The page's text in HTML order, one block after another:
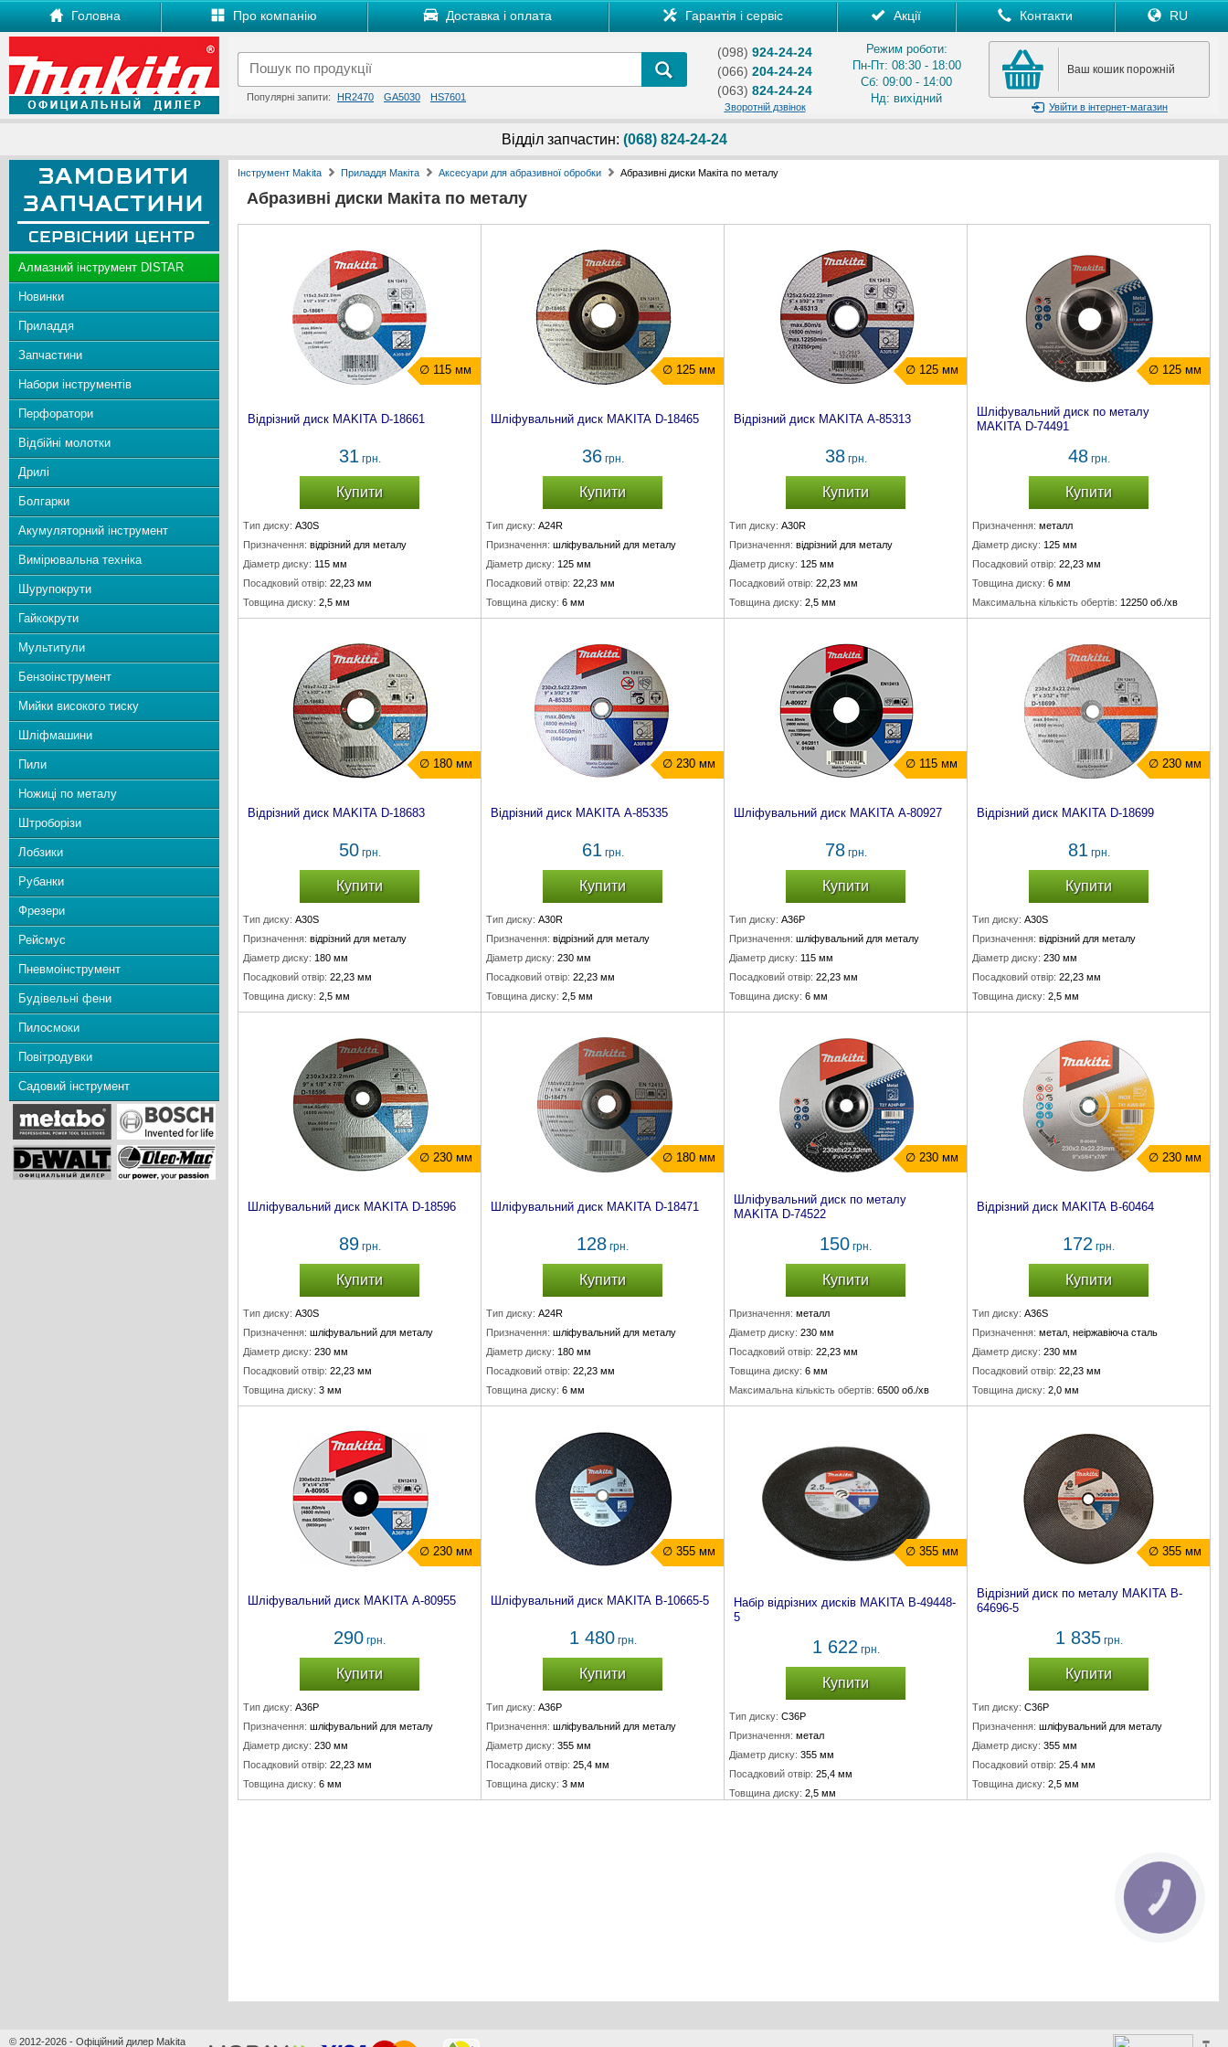
Головна Про компанію Доставка і оплата Гарантія і сервіс Акції Контакти RU
Популярні запити: HR2470 GA5030 HS7601
(098) 924-24-24
(066) 204-24-24
(063) 824-24-24
Зворотній дзвінок
Режим роботи:
Пн-Пт: 08:30 - 18:00
Сб: 09:00 - 14:00
Нд: вихідний
Ваш кошик порожній
Увійти в інтернет-магазин
Відділ запчастин: (068) 824-24-24
Алмазний інструмент DISTAR
Новинки
Приладдя
Запчастини
Набори інструментів
Перфоратори
Відбійні молотки
Дрилі
Болгарки
Акумуляторний інструмент
Вимірювальна техніка
Шурупокрути
Гайкокрути
Мультитули
Бензоінструмент
Мийки високого тиску
Шліфмашини
Пили
Ножиці по металу
Штроборізи
Лобзики
Рубанки
Фрезери
Рейсмус
Пневмоінструмент
Будівельні фени
Пилосмоки
Повітродувки
Садовий інструмент
Інструмент Makita Приладдя Макіта Аксесуари для абразивної обробки Абразивні диски Макіта по металу
Абразивні диски Макіта по металу
∅ 115 мм
Відрізний диск MAKITA D-18661
31грн.
Купити
Тип диску: A30S
Призначення: відрізний для металу
Діаметр диску: 115 мм
Посадковий отвір: 22,23 мм
Товщина диску: 2,5 мм
∅ 125 мм
Шліфувальний диск MAKITA D-18465
36грн.
Купити
Тип диску: A24R
Призначення: шліфувальний для металу
Діаметр диску: 125 мм
Посадковий отвір: 22,23 мм
Товщина диску: 6 мм
∅ 125 мм
Відрізний диск MAKITA A-85313
38грн.
Купити
Тип диску: A30R
Призначення: відрізний для металу
Діаметр диску: 125 мм
Посадковий отвір: 22,23 мм
Товщина диску: 2,5 мм
∅ 125 мм
Шліфувальний диск по металу
MAKITA D-74491
48грн.
Купити
Призначення: металл
Діаметр диску: 125 мм
Посадковий отвір: 22,23 мм
Товщина диску: 6 мм
Максимальна кількість обертів: 12250 об./хв
∅ 180 мм
Відрізний диск MAKITA D-18683
50грн.
Купити
Тип диску: A30S
Призначення: відрізний для металу
Діаметр диску: 180 мм
Посадковий отвір: 22,23 мм
Товщина диску: 2,5 мм
∅ 230 мм
Відрізний диск MAKITA A-85335
61грн.
Купити
Тип диску: A30R
Призначення: відрізний для металу
Діаметр диску: 230 мм
Посадковий отвір: 22,23 мм
Товщина диску: 2,5 мм
∅ 115 мм
Шліфувальний диск MAKITA A-80927
78грн.
Купити
Тип диску: A36P
Призначення: шліфувальний для металу
Діаметр диску: 115 мм
Посадковий отвір: 22,23 мм
Товщина диску: 6 мм
∅ 230 мм
Відрізний диск MAKITA D-18699
81грн.
Купити
Тип диску: A30S
Призначення: відрізний для металу
Діаметр диску: 230 мм
Посадковий отвір: 22,23 мм
Товщина диску: 2,5 мм
∅ 230 мм
Шліфувальний диск MAKITA D-18596
89грн.
Купити
Тип диску: A30S
Призначення: шліфувальний для металу
Діаметр диску: 230 мм
Посадковий отвір: 22,23 мм
Товщина диску: 3 мм
∅ 180 мм
Шліфувальний диск MAKITA D-18471
128 грн.
Купити
Тип диску: A24R
Призначення: шліфувальний для металу
Діаметр диску: 180 мм
Посадковий отвір: 22,23 мм
Товщина диску: 6 мм
∅ 230 мм
Шліфувальний диск по металу
MAKITA D-74522
150 грн.
Купити
Призначення: металл
Діаметр диску: 230 мм
Посадковий отвір: 22,23 мм
Товщина диску: 6 мм
Максимальна кількість обертів: 6500 об./хв
∅ 230 мм
Відрізний диск MAKITA B-60464
172 грн.
Купити
Тип диску: A36S
Призначення: метал, неіржавіюча сталь
Діаметр диску: 230 мм
Посадковий отвір: 22,23 мм
Товщина диску: 2,0 мм
∅ 230 мм
Шліфувальний диск MAKITA A-80955
290 грн.
Купити
Тип диску: A36P
Призначення: шліфувальний для металу
Діаметр диску: 230 мм
Посадковий отвір: 22,23 мм
Товщина диску: 6 мм
∅ 355 мм
Шліфувальний диск MAKITA B-10665-5
1 480грн.
Купити
Тип диску: A36P
Призначення: шліфувальний для металу
Діаметр диску: 355 мм
Посадковий отвір: 25,4 мм
Товщина диску: 3 мм
∅ 355 мм
Набір відрізних дисків MAKITA B-49448-
5
1 622грн.
Купити
Тип диску: C36P
Призначення: метал
Діаметр диску: 355 мм
Посадковий отвір: 25,4 мм
Товщина диску: 2,5 мм
∅ 355 мм
Відрізний диск по металу MAKITA B-
64696-5
1 835грн.
Купити
Тип диску: C36P
Призначення: шліфувальний для металу
Діаметр диску: 355 мм
Посадковий отвір: 25.4 мм
Товщина диску: 2,5 мм
© 2012-2026 - Офіційний дилер Makita
КНОПКА
ЗВ'ЯЗКУ